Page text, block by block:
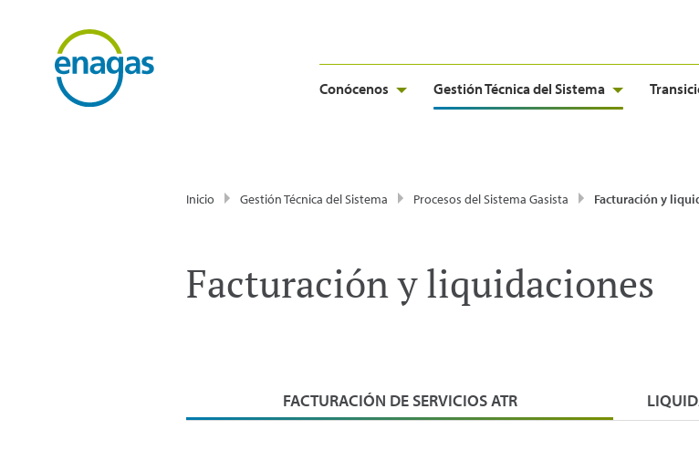
Conócenos Gestión Técnica del Sistema
Inicio Gestión Técnica del Sistema Procesos del Sistema Gasista Facturación y
Facturación y liquidaciones
FACTURACIÓN DE SERVICIOS ATR